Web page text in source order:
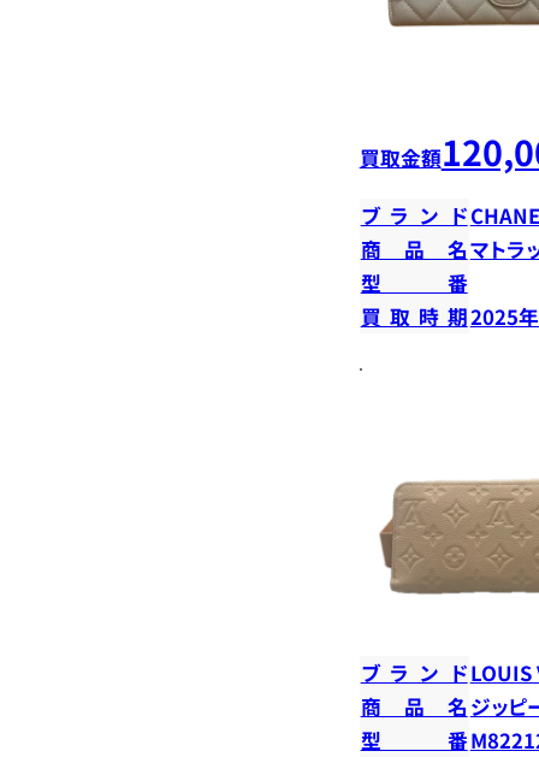
買取金額
ブランド
商品名マト
型番
買取時期2025
ブランドLOUIS
商品名 ジッピ
型番